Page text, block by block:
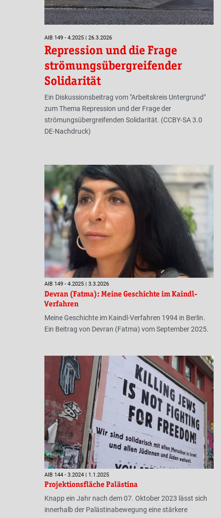
AIB 149 - 4.2025 | 26.3.2026
Repression und die Frage
strömungsübergreifender
Solidarität
Ein Diskussionsbeitrag vom "Arbeitskreis Untergrund"
zum Thema Repression und der Frage der
strömungsübergreifenden Solidarität. (CCBY-SA 3.0
DE-Nachdruck)
AIB 149 - 4.2025 | 3.3.2026
Devran (Fatma): Meine Geschichte im Kaindl-
Verfahren
Meine Geschichte im Kaindl-Verfahren 1994 in Berlin.
Ein Beitrag von Devran (Fatma) vom September 2025.
AIB 144 - 3.2024 | 1.1.2025
Projektionsfläche Palästina
Knapp ein Jahr nach dem 07. Oktober 2023 lässt sich
innerhalb der Palästinabewegung eine stärkere